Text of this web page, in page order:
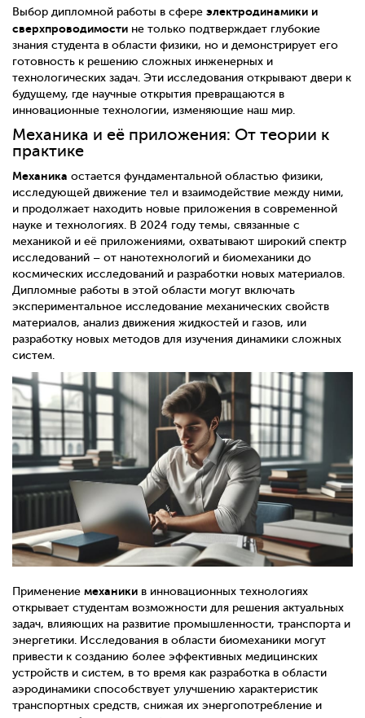
Выбор дипломной работы в сфере электродинамики и
сверхпроводимости не только подтверждает глубокие
знания студента в области физики, но и демонстрирует его
готовность к решению сложных инженерных и
технологических задач. Эти исследования открывают двери к
будущему, где научные открытия превращаются в
инновационные технологии, изменяющие наш мир.
Механика и её приложения: От теории к
практике
Механика остается фундаментальной областью физики,
исследующей движение тел и взаимодействие между ними,
и продолжает находить новые приложения в современной
науке и технологиях. В 2024 году темы, связанные с
механикой и её приложениями, охватывают широкий спектр
исследований – от нанотехнологий и биомеханики до
космических исследований и разработки новых материалов.
Дипломные работы в этой области могут включать
экспериментальное исследование механических свойств
материалов, анализ движения жидкостей и газов, или
разработку новых методов для изучения динамики сложных
систем.
Применение механики в инновационных технологиях
открывает студентам возможности для решения актуальных
задач, влияющих на развитие промышленности, транспорта и
энергетики. Исследования в области биомеханики могут
привести к созданию более эффективных медицинских
устройств и систем, в то время как разработка в области
аэродинамики способствует улучшению характеристик
транспортных средств, снижая их энергопотребление и